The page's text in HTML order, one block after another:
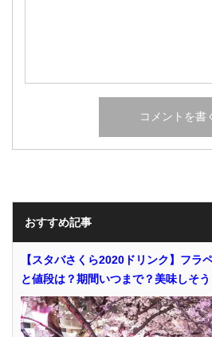
おすすめ記事
【スタバさくら2020ドリンク】フラ
と値段は？期間いつまで？美味しそう